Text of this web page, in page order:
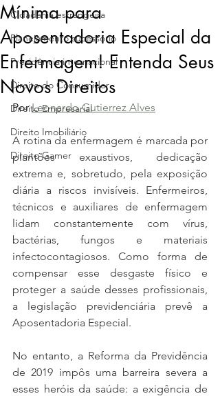
Cidadania estrangeira
Planejamento sucessório
Previdência internacional
Direito do Consumidor
Direito Empresarial
Direito Imobiliário
Direito Gamer
Mínima para
Aposentadoria Especial da
Enfermagem! Entenda Seus
Novos Direitos
Por Leonardo Gutierrez Alves
A rotina da enfermagem é marcada por
plantões exaustivos, dedicação
extrema e, sobretudo, pela exposição
diária a riscos invisíveis. Enfermeiros,
técnicos e auxiliares de enfermagem
lidam constantemente com vírus,
bactérias, fungos e materiais
infectocontagiosos. Como forma de
compensar esse desgaste físico e
proteger a saúde desses profissionais,
a legislação previdenciária prevê a
Aposentadoria Especial.
No entanto, a Reforma da Previdência
de 2019 impôs uma barreira severa a
esses heróis da saúde: a exigência de